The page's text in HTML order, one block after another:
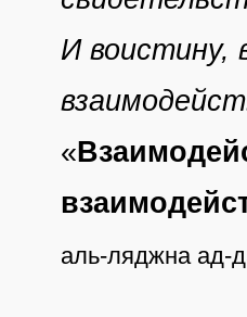
И воистину,
«
аль-ляджна ад-